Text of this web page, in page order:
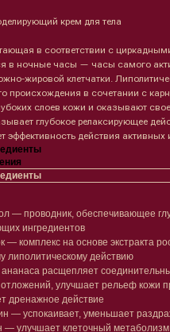
крем для тела
в соответствии с
в ночные часы — часы самого
жировой клетчатки.
происхождения в сочетании с
слоев кожи и оказывают
глубокое релаксирующее
эффективность действия активных
— проводник, обеспечивающее
ингредиентов
— комплекс на основе экстракта
липолитическому действию
ананаса расщепляет
улучшает рельеф кожи
дренажное действие
— успокаивает, уменьшает
— улучшает клеточный метаболизм
Тело
Проблемы
Очищение
Шея и зона декольте
Пилинги/масла
Уход за руками
Уход за ногами
Средства для ванны